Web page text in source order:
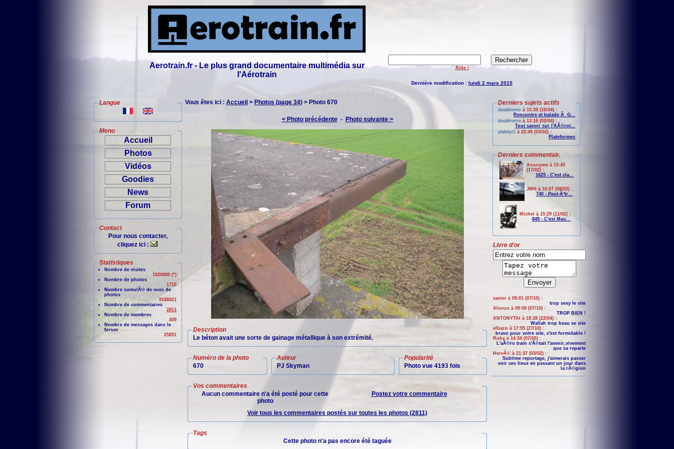
Aerotrain.fr - Le plus grand documentaire multimédia sur
l'Aérotrain
Aide !
Dernière modification : lundi 2 mars 2015
Langue
Menu
Accueil
Photos
Vidéos
Goodies
News
Forum
Contact
Pour nous contacter,
cliquez ici :
Statistiques
Nombre de visites
1020889 (*)
Nombre de photos
1715
Nombre cumulÃ© de vues de
photos
9188921
Nombre de commentaires
2811
Nombre de membres
409
Nombre de messages dans le
forum
25851
Vous êtes ici : Accueil > Photos (page 34) > Photo 670
< Photo précédente- Photo suivante >
Description
Le béton avait une sorte de gainage métallique à son extrémité.
Numéro de la photo
670
Auteur
PJ Skyman
Popularité
Photo vue 4193 fois
Vos commentaires
Aucun commentaire n'a été posté pour cette
photo
Postez votre commentaire
Voir tous les commentaires postés sur toutes les photos (2811)
Tags
Cette photo n'a pas encore été taguée
Derniers sujets actifs
doublmetre à 15:39 (16/04) :
Rencontre et balade Ã G...
doublmetre à 13:16 (02/04) :
Tout savoir sur l'AÃ©rot...
plabeyr1 à 22:49 (03/02) :
Plateformes
Derniers commentair.
Anonyme à 15:45
(17/02) :
1625 - C'est cla...
JMH à 10:07 (08/02) :
740 - Peut-Ãªtr...
Michel à 15:29 (11/02) :
849 - C'est Mau...
Livre d'or
xavier à 09:01 (07/10) :
trop sexy le site
Alonzo à 09:00 (07/10) :
TROP BIEN !
ANTONYTAI à 18:28 (22/04) :
Wallah trop beau se site
elbazo à 17:55 (27/10) :
bravo pour votre site, c'est formidable !
Roby à 14:34 (07/05) :
L'aÃ©ro train s'Ã©tait l'avenir,vivement
que sa reparte
HervÃ© à 21:37 (03/02) :
Sublime reportage, j'aimerais passer
voir ces lieux en passant un jour dans
la rÃ©gion